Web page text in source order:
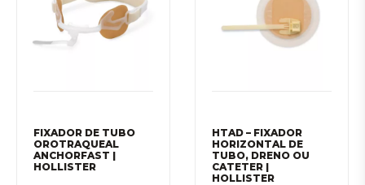
FIXADOR DE TUBO
OROTRAQUEAL
ANCHORFAST |
HOLLISTER
HTAD – FIXADOR
HORIZONTAL DE
TUBO, DRENO OU
CATETER |
HOLLISTER